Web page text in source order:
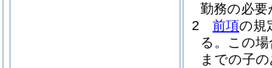
勤務の必
2
前項の規
る。 この
までの子